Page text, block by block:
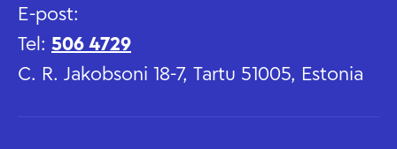
E-post:
Tel: 506 4729
C. R. Jakobsoni 18-7, Tartu 51005, Estonia